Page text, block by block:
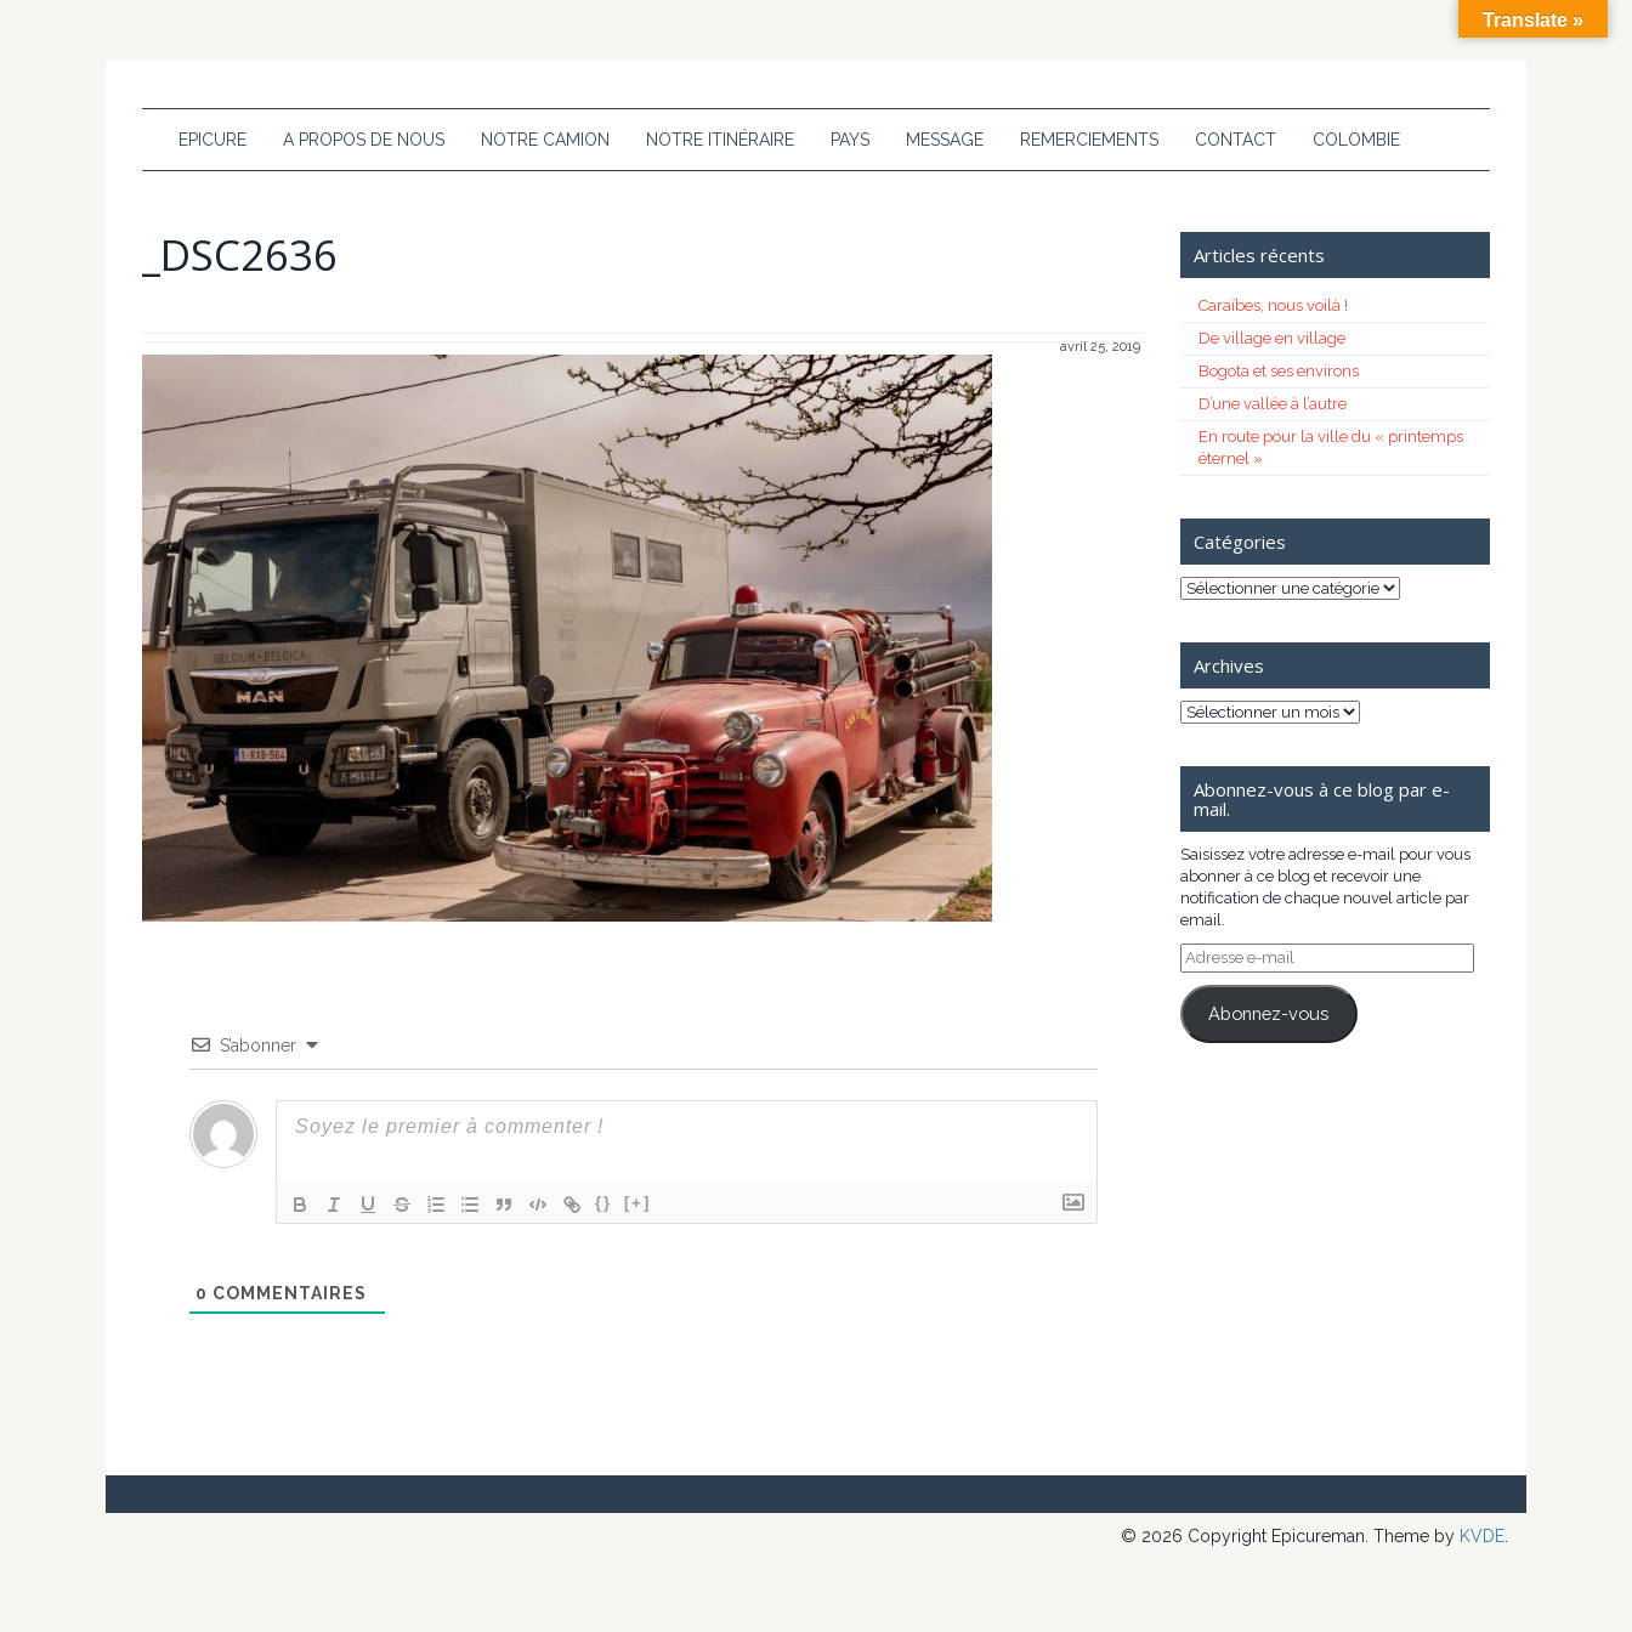
EPICURE A PROPOS DE NOUS NOTRE CAMION NOTRE ITINÉRAIRE PAYS MESSAGE REMERCIEMENTS CONTACT COLOMBIE
_DSC2636
avril 25, 2019
S’abonner
{} [+]
0 COMMENTAIRES
Articles récents
Caraïbes, nous voilà !
De village en village
Bogota et ses environs
D’une vallée à l’autre
En route pour la ville du « printemps
éternel »
Catégories
Catégories
Archives
Archives
Abonnez-vous à ce blog par e-
mail.
Saisissez votre adresse e-mail pour vous
abonner à ce blog et recevoir une
notification de chaque nouvel article par
email.
Adresse
e-
mail
Abonnez-vous
© 2026 Copyright Epicureman. Theme by KVDE
Translate »